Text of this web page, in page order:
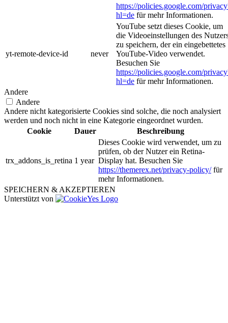
https://policies.google.com/
hl=de für mehr Informationen.
yt-remote-device-id never
YouTube setzt dieses Cookie, um
die Videoeinstellungen des
zu speichern, der ein eingebettetes
YouTube-Video verwendet.
Besuchen Sie
https://policies.google.com/
hl=de für mehr Informationen.
Andere
Andere
Andere nicht kategorisierte Cookies sind solche, die noch analysiert
werden und noch nicht in eine Kategorie eingeordnet wurden.
Cookie
Dauer Beschreibung
trx_addons_is_retina 1 year
Dieses Cookie wird verwendet, um zu
prüfen, ob der Nutzer ein Retina-
Display hat. Besuchen Sie
https://themerex.net/privacy-policy/für
mehr Informationen.
SPEICHERN & AKZEPTIEREN
Unterstützt von